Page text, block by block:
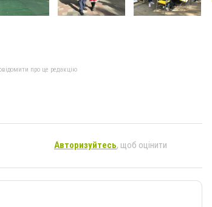
про це редакцію
Авторизуйтесь, щоб оцінити